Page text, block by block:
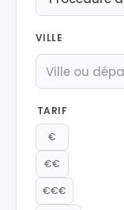
VILLE
TARIF
€
€€
€€€